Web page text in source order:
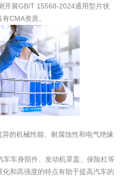
开展GB/T 15568-2024通用型片状
CMA资质。
的机械性能、耐腐蚀性和电气绝缘
车车身部件、发动机罩盖、保险杠等
和高强度的特点有助于提高汽车的
检测 洗涤剂检测
检测 蚊香液检测
检测 日化产品毒理检测